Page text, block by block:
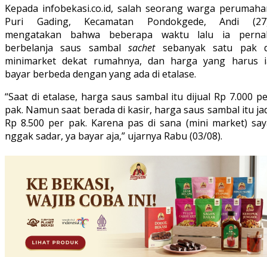
Kepada infobekasi.co.id, salah seorang warga
Puri Gading, Kecamatan Pondokgede, Andi
mengatakan bahwa beberapa waktu lalu ia
berbelanja saus sambalsachetsebanyak satu pak
minimarket dekat rumahnya, dan harga yang harus
bayar berbeda dengan yang ada di etalase.
“Saat di etalase, harga saus sambal itu dijual Rp 7.000
pak. Namun saat berada di kasir, harga saus sambal itu
Rp 8.500 per pak. Karena pas di sana (mini market)
nggak sadar, ya bayar aja,” ujarnya Rabu (03/08).